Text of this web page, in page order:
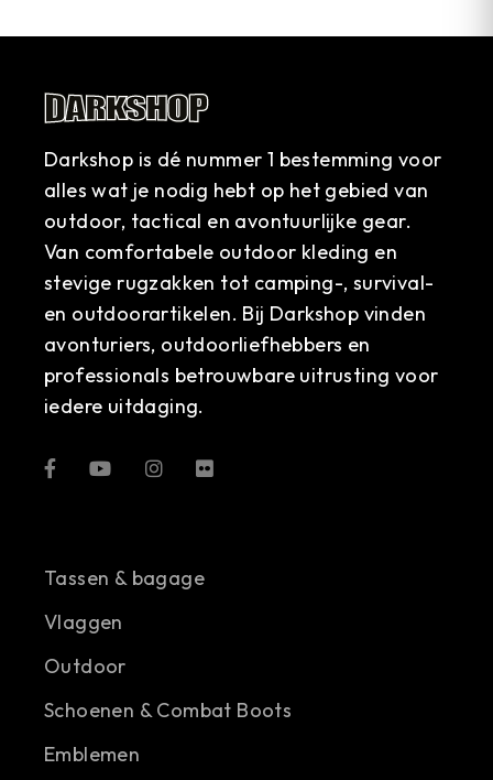
Darkshop is dé nummer 1 bestemming voor
alles wat je nodig hebt op het gebied van
outdoor, tactical en avontuurlijke gear.
Van comfortabele outdoor kleding en
stevige rugzakken tot camping-, survival-
en outdoorartikelen. Bij Darkshop vinden
avonturiers, outdoorliefhebbers en
professionals betrouwbare uitrusting voor
iedere uitdaging.
Tassen & bagage
Vlaggen
Outdoor
Schoenen & Combat Boots
Emblemen